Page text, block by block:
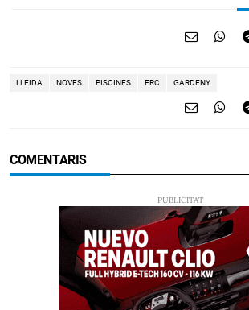
LLEIDA NOVES PISCINES ERC GARDENY
COMENTARIS